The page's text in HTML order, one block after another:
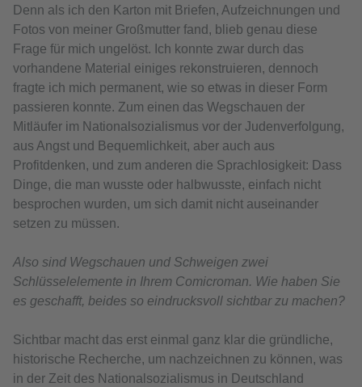
Denn als ich den Karton mit Briefen, Aufzeichnungen und
Fotos von meiner Großmutter fand, blieb genau diese
Frage für mich ungelöst. Ich konnte zwar durch das
vorhandene Material einiges rekonstruieren, dennoch
fragte ich mich permanent, wie so etwas in dieser Form
passieren konnte. Zum einen das Wegschauen der
Mitläufer im Nationalsozialismus vor der Judenverfolgung,
aus Angst und Bequemlichkeit, aber auch aus
Profitdenken, und zum anderen die Sprachlosigkeit: Dass
Dinge, die man wusste oder halbwusste, einfach nicht
besprochen wurden, um sich damit nicht auseinander
setzen zu müssen.
Also sind Wegschauen und Schweigen zwei
Schlüsselelemente in Ihrem Comicroman. Wie haben Sie
es geschafft, beides so eindrucksvoll sichtbar zu machen?
Sichtbar macht das erst einmal ganz klar die gründliche,
historische Recherche, um nachzeichnen zu können, was
in der Zeit des Nationalsozialismus in Deutschland